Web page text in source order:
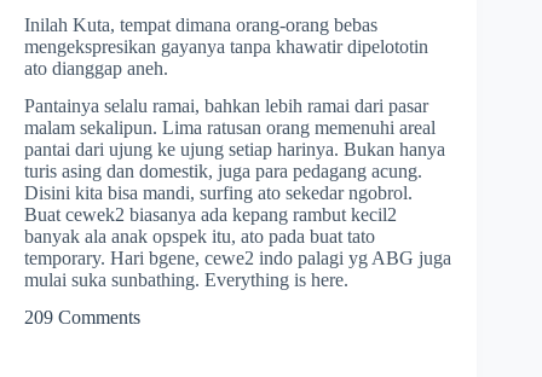
Inilah Kuta, tempat dimana orang-orang bebas
mengekspresikan gayanya tanpa khawatir dipelototin
ato dianggap aneh.
Pantainya selalu ramai, bahkan lebih ramai dari pasar
malam sekalipun. Lima ratusan orang memenuhi areal
pantai dari ujung ke ujung setiap harinya. Bukan hanya
turis asing dan domestik, juga para pedagang acung.
Disini kita bisa mandi, surfing ato sekedar ngobrol.
Buat cewek2 biasanya ada kepang rambut kecil2
banyak ala anak opspek itu, ato pada buat tato
temporary. Hari bgene, cewe2 indo palagi yg ABG juga
mulai suka sunbathing. Everything is here.
209 Comments